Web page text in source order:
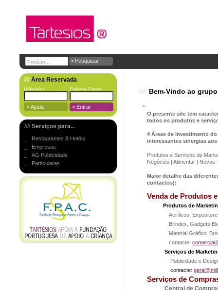
////Área Reservada
Utilizador Palavra-Passe
////Serviços para...
_ Restaurantes & Hotéis
_ Empresas
_ AG Publicidade
_ Particulares
//// Bem-Vindo ao
O presente site tem
todos os produtos e
4 Áreas de Investimento
interessantes sinergias
Produtos e Serviços de
Negócios | Alimentar | Novas
Maior detalhe das
contactos):
Venda de Produtos
Produtos de
Acrílicos,
Brindes, Gadgets
Material Gráfico,
contacte:
Serviços de
Publicidade e
contacte:
Serviços de